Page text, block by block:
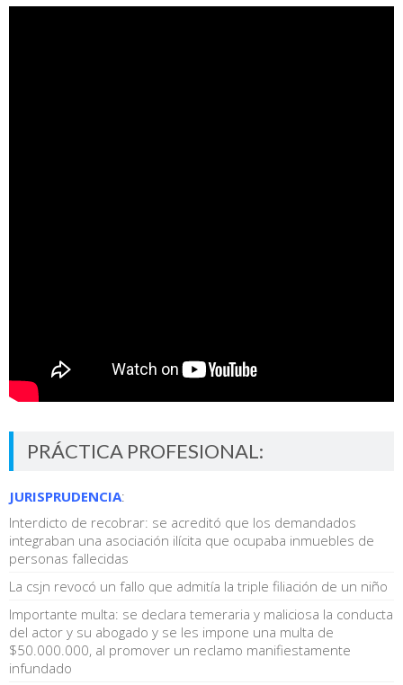
PRÁCTICA PROFESIONAL:
JURISPRUDENCIA:
Interdicto de recobrar: se acreditó que los demandados
integraban una asociación ilícita que ocupaba inmuebles de
personas fallecidas
La csjn revocó un fallo que admitía la triple filiación de un niño
Importante multa: se declara temeraria y maliciosa la conducta
del actor y su abogado y se les impone una multa de
$50.000.000, al promover un reclamo manifiestamente
infundado